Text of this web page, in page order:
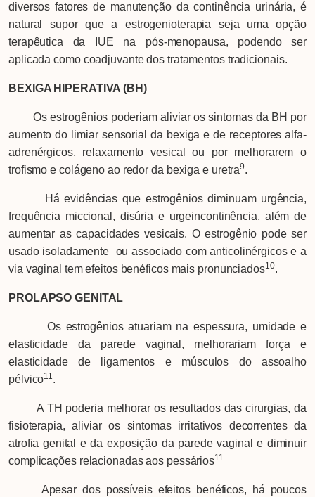
diversos fatores de manutenção da continência urinária, é
natural supor que a estrogenioterapia seja uma opção
terapêutica da IUE na pós-menopausa, podendo ser
aplicada como coadjuvante dos tratamentos tradicionais.
BEXIGA HIPERATIVA (BH)
Os estrogênios poderiam aliviar os sintomas da BH por
aumento do limiar sensorial da bexiga e de receptores alfa-
adrenérgicos, relaxamento vesical ou por melhorarem o
trofismo e colágeno ao redor da bexiga e uretra9.
Há evidências que estrogênios diminuam urgência,
frequência miccional, disúria e urgeincontinência, além de
aumentar as capacidades vesicais. O estrogênio pode ser
usado isoladamente ou associado com anticolinérgicos e a
via vaginal tem efeitos benéficos mais pronunciados10.
PROLAPSO GENITAL
Os estrogênios atuariam na espessura, umidade e
elasticidade da parede vaginal, melhorariam força e
elasticidade de ligamentos e músculos do assoalho
pélvico11.
A TH poderia melhorar os resultados das cirurgias, da
fisioterapia, aliviar os sintomas irritativos decorrentes da
atrofia genital e da exposição da parede vaginal e diminuir
complicações relacionadas aos pessários11
Apesar dos possíveis efeitos benéficos, há poucos